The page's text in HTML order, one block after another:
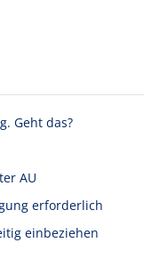
Geht das?
AU
erforderlich
einbeziehen